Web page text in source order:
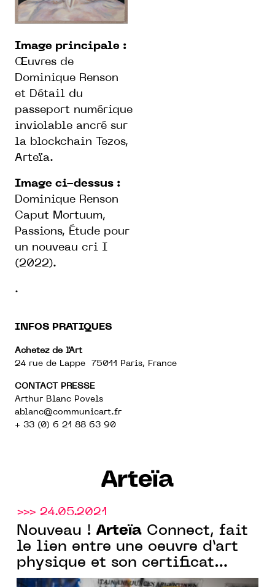
Image principale :
Œuvres de
Dominique Renson
et Détail du
passeport numérique
inviolable ancré sur
la blockchain Tezos,
Arteïa.
Image ci-dessus :
Dominique Renson
Caput Mortuum,
Passions, Étude pour
un nouveau cri I
(2022).
.
INFOS PRATIQUES
Achetez de l'Art
24 rue de Lappe 75011 Paris, France
CONTACT PRESSE
Arthur Blanc Povels
ablanc@communicart.fr
+ 33 (0) 6 21 88 63 90
Arteïa
>>> 24.05.2021
Nouveau ! Arteïa Connect, fait
le lien entre une oeuvre d’art
physique et son certificat
d’authenticité, sécurisé par la